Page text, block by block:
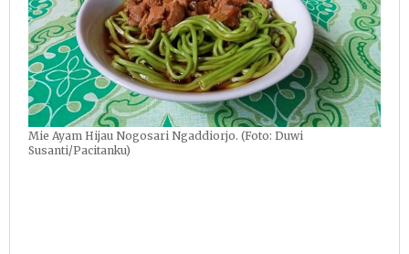
Mie Ayam Hijau Nogosari Ngaddiorjo. (Foto: Duwi
Susanti/Pacitanku)